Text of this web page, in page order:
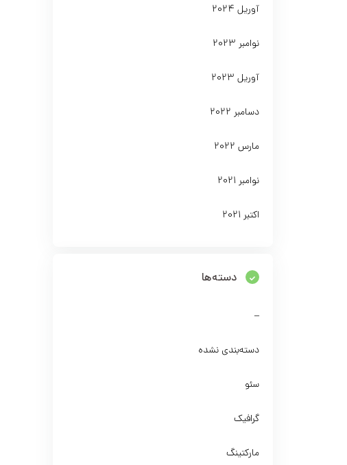
آوریل 2024
نوامبر 2023
آوریل 2023
دسامبر 2022
مارس 2022
نوامبر 2021
اکتبر 2021
دسته‌ها
–
دسته‌بندی نشده
سئو
گرافیک
مارکتینگ